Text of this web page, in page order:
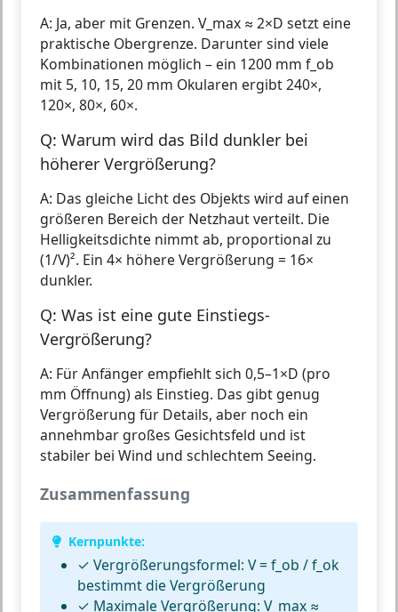
A: Ja, aber mit Grenzen. V_max ≈ 2×D setzt eine
praktische Obergrenze. Darunter sind viele
Kombinationen möglich – ein 1200 mm f_ob
mit 5, 10, 15, 20 mm Okularen ergibt 240×,
120×, 80×, 60×.
Q: Warum wird das Bild dunkler bei
höherer Vergrößerung?
A: Das gleiche Licht des Objekts wird auf einen
größeren Bereich der Netzhaut verteilt. Die
Helligkeitsdichte nimmt ab, proportional zu
(1/V)². Ein 4× höhere Vergrößerung = 16×
dunkler.
Q: Was ist eine gute Einstiegs-
Vergrößerung?
A: Für Anfänger empfiehlt sich 0,5–1×D (pro
mm Öffnung) als Einstieg. Das gibt genug
Vergrößerung für Details, aber noch ein
annehmbar großes Gesichtsfeld und ist
stabiler bei Wind und schlechtem Seeing.
Zusammenfassung
Kernpunkte:
✓ Vergrößerungsformel: V = f_ob / f_ok
bestimmt die Vergrößerung
✓ Maximale Vergrößerung: V_max ≈